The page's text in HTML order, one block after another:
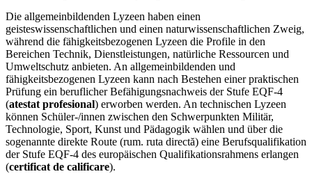
Die allgemeinbildenden Lyzeen haben einen
geisteswissenschaftlichen und einen naturwissenschaftlichen Zweig,
während die fähigkeitsbezogenen Lyzeen die Profile in den
Bereichen Technik, Dienstleistungen, natürliche Ressourcen und
Umweltschutz anbieten. An allgemeinbildenden und
fähigkeitsbezogenen Lyzeen kann nach Bestehen einer praktischen
Prüfung ein beruflicher Befähigungsnachweis der Stufe EQF-4
(atestat profesional) erworben werden. An technischen Lyzeen
können Schüler-/innen zwischen den Schwerpunkten Militär,
Technologie, Sport, Kunst und Pädagogik wählen und über die
sogenannte direkte Route (rum. ruta directă) eine Berufsqualifikation
der Stufe EQF-4 des europäischen Qualifikationsrahmens erlangen
(certificat de calificare).